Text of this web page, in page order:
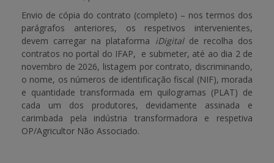
Envio de cópia do contrato (completo) – nos termos dos
parágrafos anteriores, os respetivos intervenientes,
devem carregar na plataforma iDigital de recolha dos
contratos no portal do IFAP, e submeter, até ao dia 2 de
novembro de 2026, listagem por contrato, discriminando,
o nome, os números de identificação fiscal (NIF), morada
e quantidade transformada em quilogramas (PLAT) de
cada um dos produtores, devidamente assinada e
carimbada pela indústria transformadora e respetiva
OP/Agricultor Não Associado.